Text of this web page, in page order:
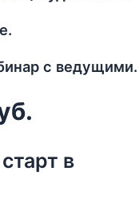
с ведущими.
в